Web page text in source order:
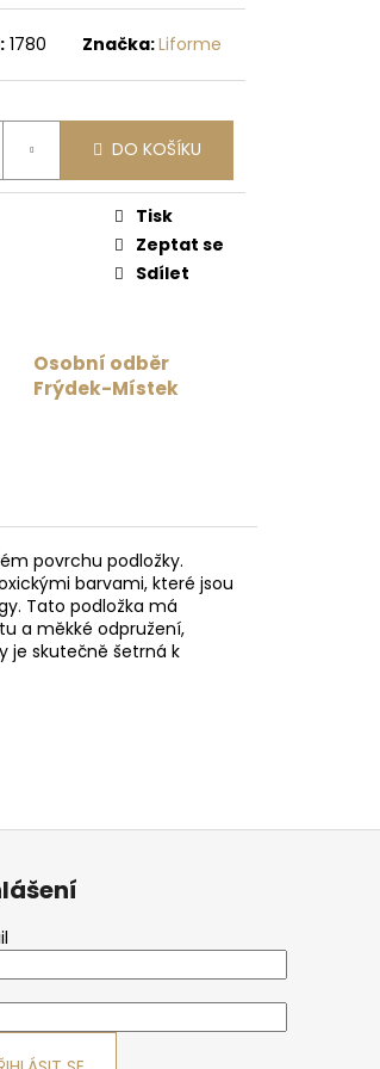
1780 Značka:Liforme
DO KOŠÍKU
Tisk
Zeptat se
Sdílet
Osobní odběr
Frýdek-Místek
povrchu podložky.
barvami, které jsou
Tato podložka má
a měkké odpružení,
je skutečně šetrná k